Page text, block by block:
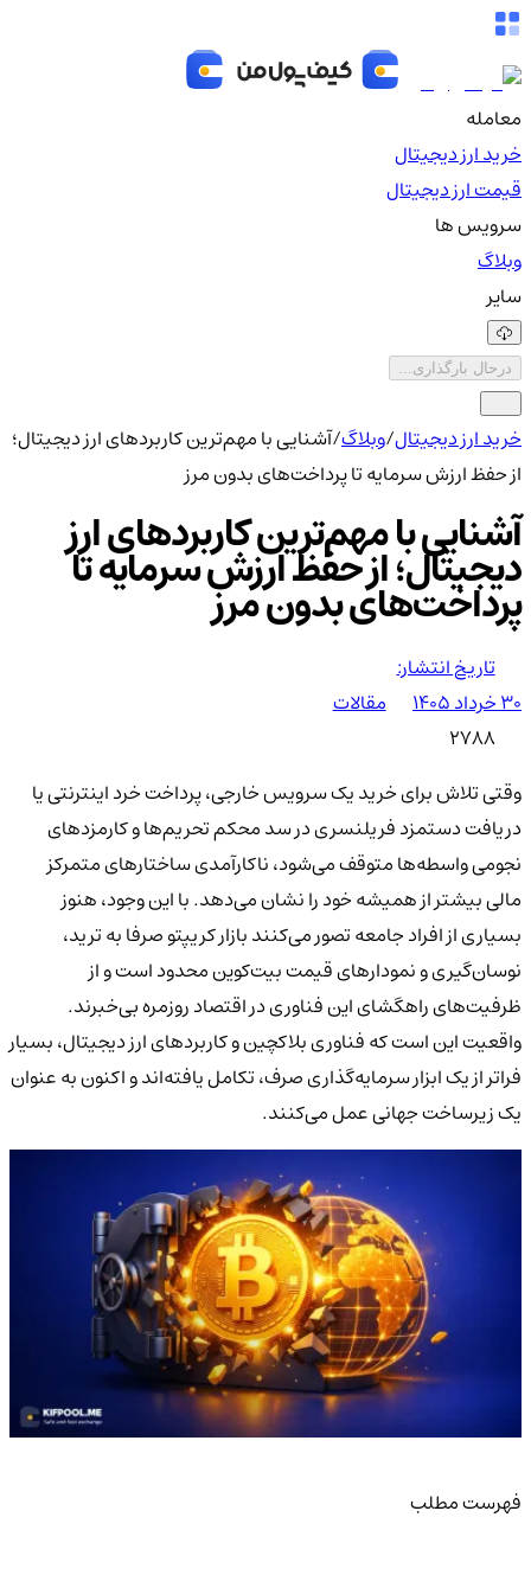
معامله
خرید ارز دیجیتال
قیمت ارز دیجیتال
سرویس ها
وبلاگ
سایر
درحال بارگذاری...
خرید ارز دیجیتال/وبلاگ/آشنایی با مهم‌ترین کاربردهای ارز دیجیتال؛
از حفظ ارزش سرمایه تا پرداخت‌های بدون مرز
آشنایی با مهم‌ترین کاربردهای ارز
دیجیتال؛ از حفظ ارزش سرمایه تا
پرداخت‌های بدون مرز
تاریخ انتشار:
۳۰ خرداد ۱۴۰۵
مقالات
2788
وقتی تلاش برای خرید یک سرویس خارجی، پرداخت خرد اینترنتی یا
دریافت دستمزد فریلنسری در سد محکم تحریم‌ها و کارمزدهای
نجومی واسطه‌ها متوقف می‌شود، ناکارآمدی ساختارهای متمرکز
مالی بیشتر از همیشه خود را نشان می‌دهد. با این وجود، هنوز
بسیاری از افراد جامعه تصور می‌کنند بازار کریپتو صرفا به ترید،
نوسان‌گیری و نمودارهای قیمت بیت‌کوین محدود است و از
ظرفیت‌های راهگشای این فناوری در اقتصاد روزمره بی‌خبرند.
واقعیت این است که فناوری بلاکچین و کاربردهای ارز دیجیتال، بسیار
فراتر از یک ابزار سرمایه‌گذاری صرف، تکامل یافته‌اند و اکنون به عنوان
یک زیرساخت جهانی عمل می‌کنند.
فهرست مطلب